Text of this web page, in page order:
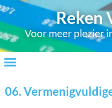
Reken
Voor meer plezier
06.